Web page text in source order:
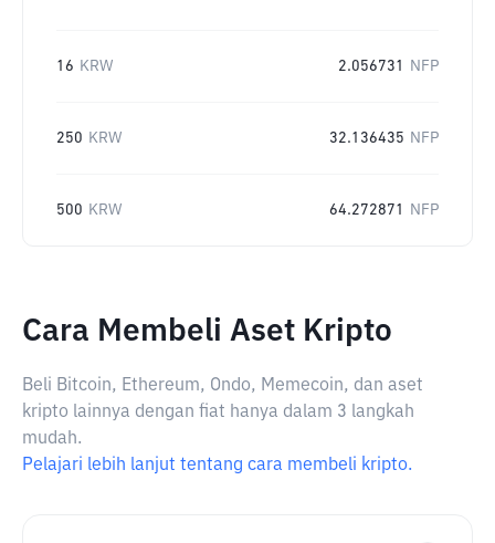
16 KRW 2.056731 NFP
250 KRW 32.136435 NFP
500 KRW 64.272871 NFP
Cara Membeli Aset Kripto
Beli Bitcoin, Ethereum, Ondo, Memecoin, dan aset
kripto lainnya dengan fiat hanya dalam 3 langkah
mudah.
Pelajari lebih lanjut tentang cara membeli kripto.